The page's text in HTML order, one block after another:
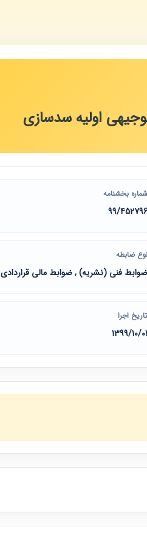
اولیه سدسازی
شماره بخشنامه
99/452796
نوع ضابطه
ضوابط فنی (نشریه) , ضوابط مالی قراردادی
تاریخ اجرا
1399/10/01